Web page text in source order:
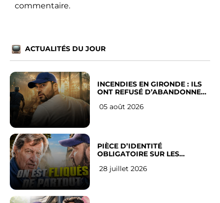
commentaire.
ACTUALITÉS DU JOUR
INCENDIES EN GIRONDE : ILS
ONT REFUSÉ D’ABANDONNER
05 août 2026
PIÈCE D’IDENTITÉ
OBLIGATOIRE SUR LES
Français
28 juillet 2026